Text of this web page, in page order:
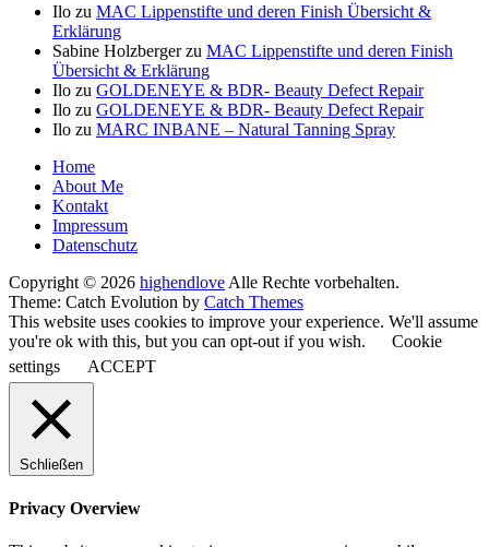
Ilo zu MAC Lippenstifte und deren Finish Übersicht &
Erklärung
Sabine Holzbergerzu MAC Lippenstifte und deren Finish
Übersicht & Erklärung
Ilo zu GOLDENEYE & BDR- Beauty Defect Repair
Ilo zu GOLDENEYE & BDR- Beauty Defect Repair
Ilo zu MARC INBANE – Natural Tanning Spray
Seitenfuß-
Menü
Home
About Me
Kontakt
Impressum
Datenschutz
Copyright © 2026 highendlove Alle Rechte vorbehalten.
Theme: Catch Evolution by Catch Themes
This website uses cookies to improve your experience. We'll assume
you're ok with this, but you can opt-out if you wish.
Cookie
settings
ACCEPT
Schließen
Privacy Overview